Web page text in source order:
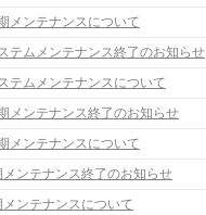
メンテナンスについて
テムメンテナンス終了のお知らせ
テムメンテナンスについて
メンテナンス終了のお知らせ
メンテナンスについて
メンテナンス終了のお知らせ
メンテナンスについて